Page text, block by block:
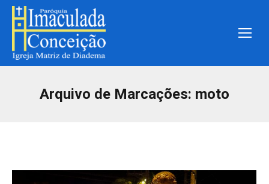
Arquivo de Marcações: moto